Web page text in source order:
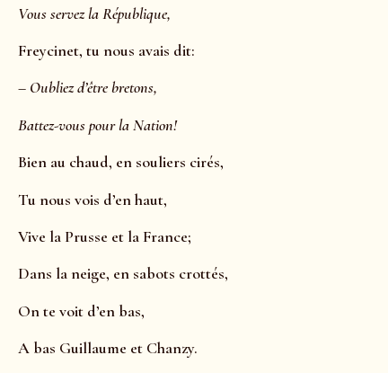
Vous servez la République,
Freycinet, tu nous avais dit:
– Oubliez d’être bretons,
Battez-vous pour la Nation!
Bien au chaud, en souliers cirés,
Tu nous vois d’en haut,
Vive la Prusse et la France;
Dans la neige, en sabots crottés,
On te voit d’en bas,
A bas Guillaume et Chanzy.